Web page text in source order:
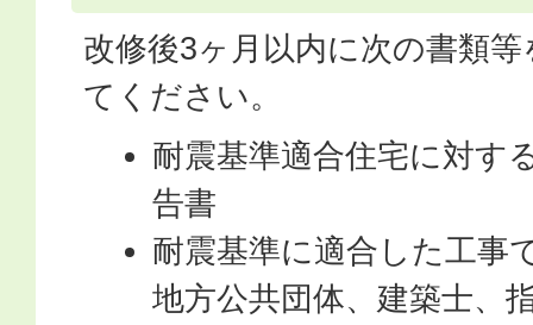
改修後3ヶ月以内に次の書類
てください。
耐震基準適合住宅に対す
告書
耐震基準に適合した工事
地方公共団体、建築士、